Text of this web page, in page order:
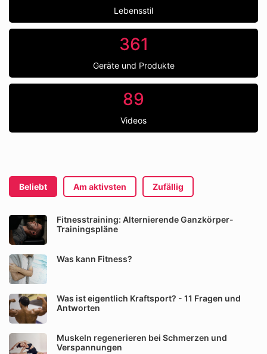
Lebensstil
361
Geräte und Produkte
89
Videos
Beliebt Am aktivsten Zufällig
Fitnesstraining: Alternierende Ganzkörper-
Trainingspläne
Was kann Fitness?
Was ist eigentlich Kraftsport? - 11 Fragen und
Antworten
Muskeln regenerieren bei Schmerzen und
Verspannungen